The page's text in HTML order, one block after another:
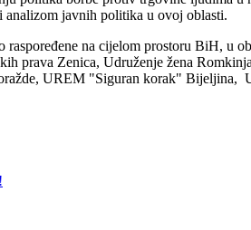
javnih politika u ovoj oblasti.
na cijelom prostoru BiH, u
prava Zenica, Udruženje žena
UREM "Siguran korak"